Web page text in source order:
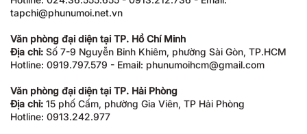
tapchi@phunumoi.net.vn
Văn phòng đại diện tại TP. Hồ Chí Minh
Địa chỉ: Số 7-9 Nguyễn Bỉnh Khiêm, phường Sài Gòn, TP.HCM
Hotline: 0919.797.579 - Email: phunumoihcm@gmail.com
Văn phòng đại diện tại TP. Hải Phòng
Địa chỉ: 15 phố Cấm, phường Gia Viên, TP Hải Phòng
Hotline: 0913.242.977